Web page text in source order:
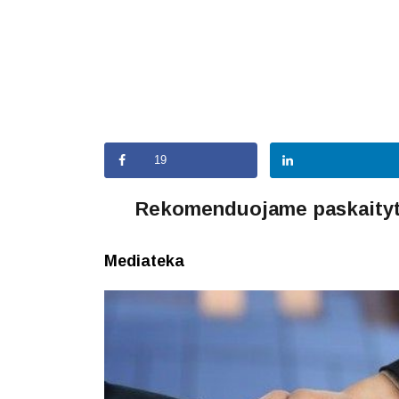
19
Rekomenduojame
Mediateka